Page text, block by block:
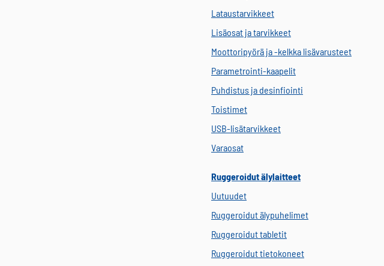
Lataustarvikkeet
Lisäosat ja tarvikkeet
Moottoripyörä ja -kelkka lisävarusteet
Parametrointi-kaapelit
Puhdistus ja desinfiointi
Toistimet
USB-lisätarvikkeet
Varaosat
Ruggeroidut älylaitteet
Uutuudet
Ruggeroidut älypuhelimet
Ruggeroidut tabletit
Ruggeroidut tietokoneet